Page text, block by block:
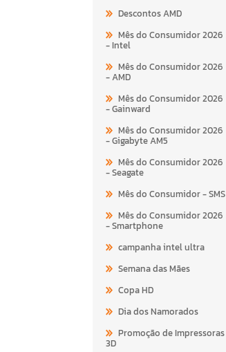
Descontos AMD
Mês do Consumidor 2026
- Intel
Mês do Consumidor 2026
- AMD
Mês do Consumidor 2026
- Gainward
Mês do Consumidor 2026
- Gigabyte AM5
Mês do Consumidor 2026
- Seagate
Mês do Consumidor - SMS
Mês do Consumidor 2026
- Smartphone
campanha intel ultra
Semana das Mães
Copa HD
Dia dos Namorados
Promoção de Impressoras
3D